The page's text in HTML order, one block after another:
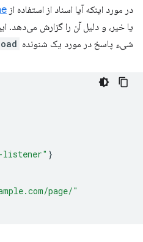
در مورد اینکه آیا اسناد از استفاده از
یا خیر، و دلیل آن را گزارش می‌دهد.
شیء پاسخ در مورد یک شنونده
listener" }
page/"